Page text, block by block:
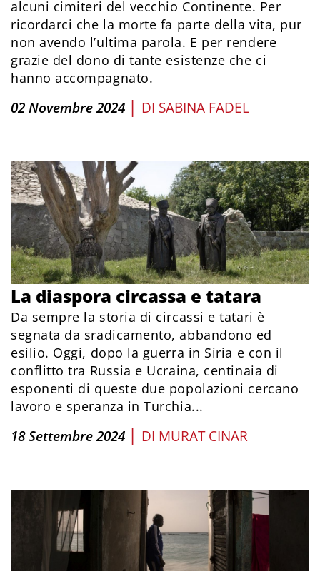
alcuni cimiteri del vecchio Continente. Per
ricordarci che la morte fa parte della vita, pur
non avendo l’ultima parola. E per rendere
grazie del dono di tante esistenze che ci
hanno accompagnato.
02 Novembre 2024 | DI SABINA FADEL
La diaspora circassa e tatara
Da sempre la storia di circassi e tatari è
segnata da sradicamento, abbandono ed
esilio. Oggi, dopo la guerra in Siria e con il
conflitto tra Russia e Ucraina, centinaia di
esponenti di queste due popolazioni cercano
lavoro e speranza in Turchia...
18 Settembre 2024 | DI MURAT CINAR